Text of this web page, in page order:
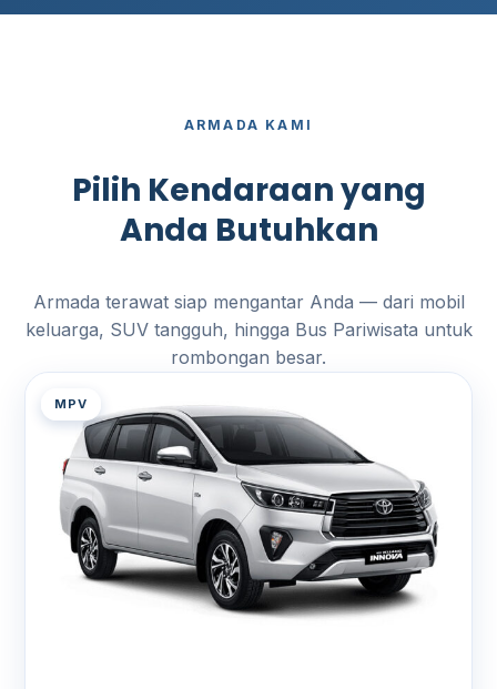
ARMADA KAMI
Pilih Kendaraan yang
Anda Butuhkan
Armada terawat siap mengantar Anda — dari mobil
keluarga, SUV tangguh, hingga Bus Pariwisata untuk
rombongan besar.
MPV